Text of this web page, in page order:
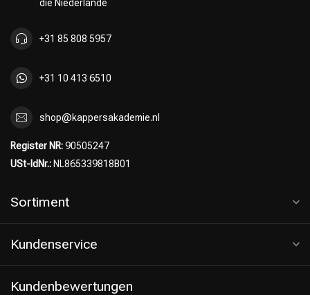
die Niederlande
+31 85 808 5957
+31 10 413 6510
shop@kappersakademie.nl
Register NR:90505247
USt-IdNr.: NL865339818B01
Sortiment
Kundenservice
Kundenbewertungen